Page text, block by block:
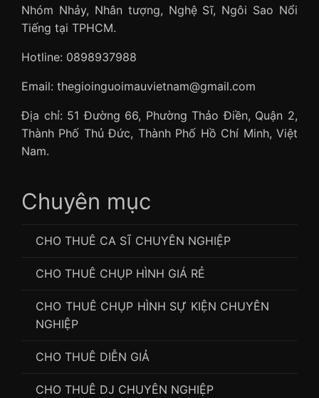
Nhóm Nhảy, Nhân tượng, Nghệ Sĩ, Ngôi Sao Nổi
Tiếng tại TPHCM.
Hotline: 0898937988
Email: thegioinguoimauvietnam@gmail.com
Địa chỉ: 51 Đường 66, Phường Thảo Điền, Quận 2,
Thành Phố Thủ Đức, Thành Phố Hồ Chí Minh, Việt
Nam.
Chuyên mục
CHO THUÊ CA SĨ CHUYÊN NGHIỆP
CHO THUÊ CHỤP HÌNH GIÁ RẺ
CHO THUÊ CHỤP HÌNH SỰ KIỆN CHUYÊN
NGHIỆP
CHO THUÊ DIỄN GIẢ
CHO THUÊ DJ CHUYÊN NGHIỆP